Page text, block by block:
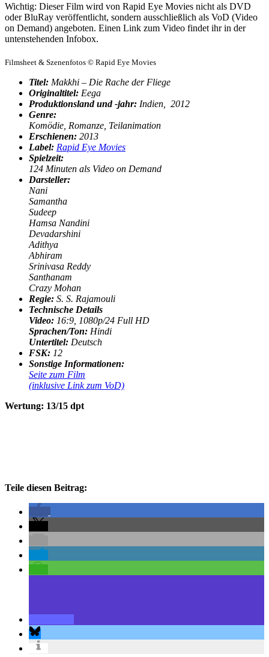
Wichtig: Dieser Film wird von Rapid Eye Movies nicht als DVD
oder BluRay veröffentlicht, sondern ausschließlich als VoD (Video
on Demand) angeboten. Einen Link zum Video findet ihr in der
untenstehenden Infobox.
Filmsheet & Szenenfotos © Rapid Eye Movies
Titel: Makkhi – Die Rache der Fliege
Originaltitel: Eega
Produktionsland und -jahr: Indien, 2012
Genre:
Komödie, Romanze, Teilanimation
Erschienen: 2013
Label: Rapid Eye Movies
Spielzeit:
124 Minuten als Video on Demand
Darsteller:
Nani
Samantha
Sudeep
Hamsa Nandini
Devadarshini
Adithya
Abhiram
Srinivasa Reddy
Santhanam
Crazy Mohan
Regie: S. S. Rajamouli
Technische Details
Video: 16:9, 1080p/24 Full HD
Sprachen/Ton: Hindi
Untertitel: Deutsch
FSK: 12
Sonstige Informationen:
Seite zum Film
(inklusive Link zum VoD)
Wertung: 13/15 dpt
Teile diesen Beitrag: